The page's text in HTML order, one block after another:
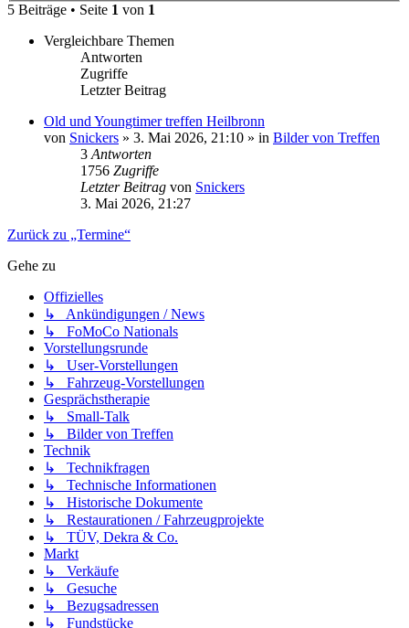
5 Beiträge • Seite 1 von 1
Vergleichbare Themen
Antworten
Zugriffe
Letzter Beitrag
Old und Youngtimer treffen Heilbronn
von Snickers » 3. Mai 2026, 21:10 » in Bilder von Treffen
3 Antworten
1756 Zugriffe
Letzter Beitrag von Snickers
3. Mai 2026, 21:27
Zurück zu „Termine“
Gehe zu
Offizielles
↳ Ankündigungen / News
↳ FoMoCo Nationals
Vorstellungsrunde
↳ User-Vorstellungen
↳ Fahrzeug-Vorstellungen
Gesprächstherapie
↳ Small-Talk
↳ Bilder von Treffen
Technik
↳ Technikfragen
↳ Technische Informationen
↳ Historische Dokumente
↳ Restaurationen / Fahrzeugprojekte
↳ TÜV, Dekra & Co.
Markt
↳ Verkäufe
↳ Gesuche
↳ Bezugsadressen
↳ Fundstücke